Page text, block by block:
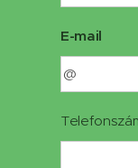
E-mail